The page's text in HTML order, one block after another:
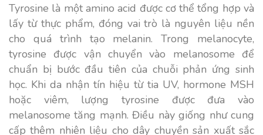
Tyrosine là một amino acid được cơ thể tổng hợp và
lấy từ thực phẩm, đóng vai trò là nguyên liệu nền
cho quá trình tạo melanin. Trong melanocyte,
tyrosine được vận chuyển vào melanosome để
chuẩn bị bước đầu tiên của chuỗi phản ứng sinh
học. Khi da nhận tín hiệu từ tia UV, hormone MSH
hoặc viêm, lượng tyrosine được đưa vào
melanosome tăng mạnh. Điều này giống như cung
cấp thêm nhiên liệu cho dây chuyền sản xuất sắc